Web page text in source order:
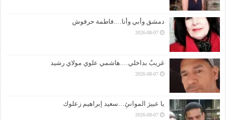
دمشق وأبي وأنا….فاطمة حرفوش
2026-08-07
غريبٌ بداخلي….هاشمي علوي مولاي رشيد
2026-08-07
يا عبيرَ الموانئِ…سعيد إبراهيم زعلوك
2026-08-07